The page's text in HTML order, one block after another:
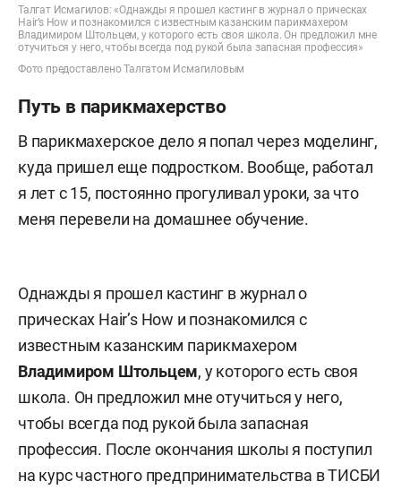
Талгат Исмагилов: «Однажды я прошел кастинг в журнал о прическах
Hair’s How и познакомился с известным казанским парикмахером
Владимиром Штольцем, у которого есть своя школа. Он предложил мне
отучиться у него, чтобы всегда под рукой была запасная профессия»
Фото предоставлено Талгатом Исмагиловым
Путь в парикмахерство
В парикмахерское дело я попал через моделинг,
куда пришел еще подростком. Вообще, работал
я лет с 15, постоянно прогуливал уроки, за что
меня перевели на домашнее обучение.
Однажды я прошел кастинг в журнал о
прическах Hair’s How и познакомился с
известным казанским парикмахером
Владимиром Штольцем, у которого есть своя
школа. Он предложил мне отучиться у него,
чтобы всегда под рукой была запасная
профессия. После окончания школы я поступил
на курс частного предпринимательства в ТИСБИ